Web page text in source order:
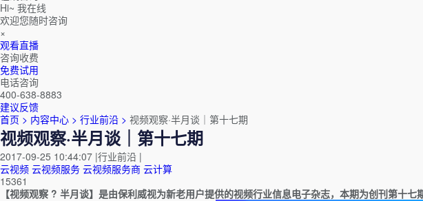
Hi~ 我在线
欢迎您随时咨询
×
观看直播
咨询收费
免费试用
电话咨询
400-638-8883
建议反馈
首页 > 内容中心 > 行业前沿 > 视频观察·半月谈｜第十七期
视频观察·半月谈｜第十七期
2017-09-25 10:44:07 |行业前沿 |
云视频 云视频服务 云视频服务商 云计算
15361
【视频观察 ? 半月谈】是由保利威视为新老用户提供的视频行业信息电子杂志，本期为创刊第十七